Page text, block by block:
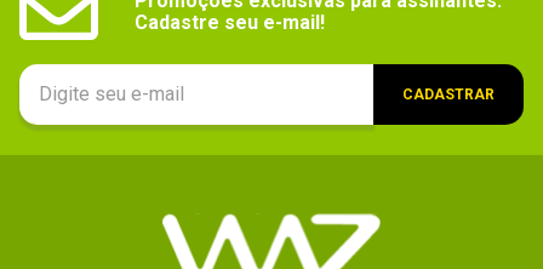
Cadastre seu e-mail!
CADASTRAR